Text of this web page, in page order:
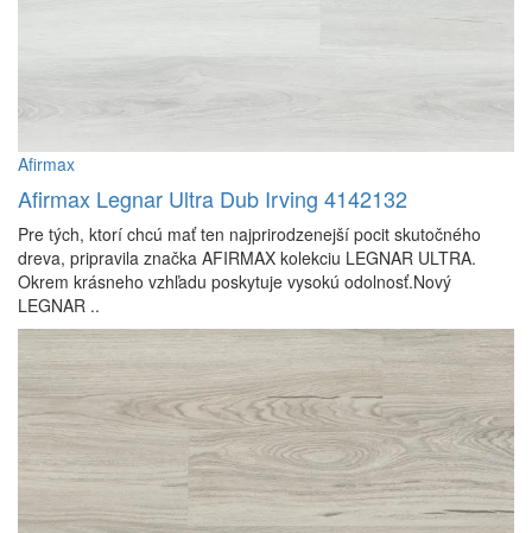
Afirmax
Afirmax Legnar Ultra Dub Irving 4142132
Pre tých, ktorí chcú mať ten najprirodzenejší pocit skutočného
dreva, pripravila značka AFIRMAX kolekciu LEGNAR ULTRA.
Okrem krásneho vzhľadu poskytuje vysokú odolnosť.Nový
LEGNAR ..